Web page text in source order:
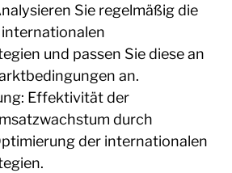
Sie regelmäßig die
und passen Sie diese an
an.
Effektivität der
durch
der internationalen